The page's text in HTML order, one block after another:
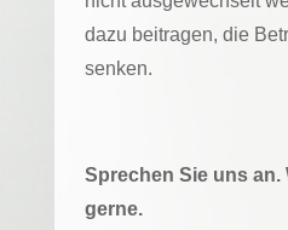
dazu beitragen, die
senken.
Sprechen Sie uns an.
gerne.